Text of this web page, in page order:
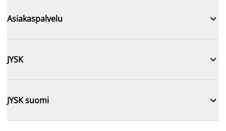
Asiakaspalvelu 
JYSK 
JYSK suomi 